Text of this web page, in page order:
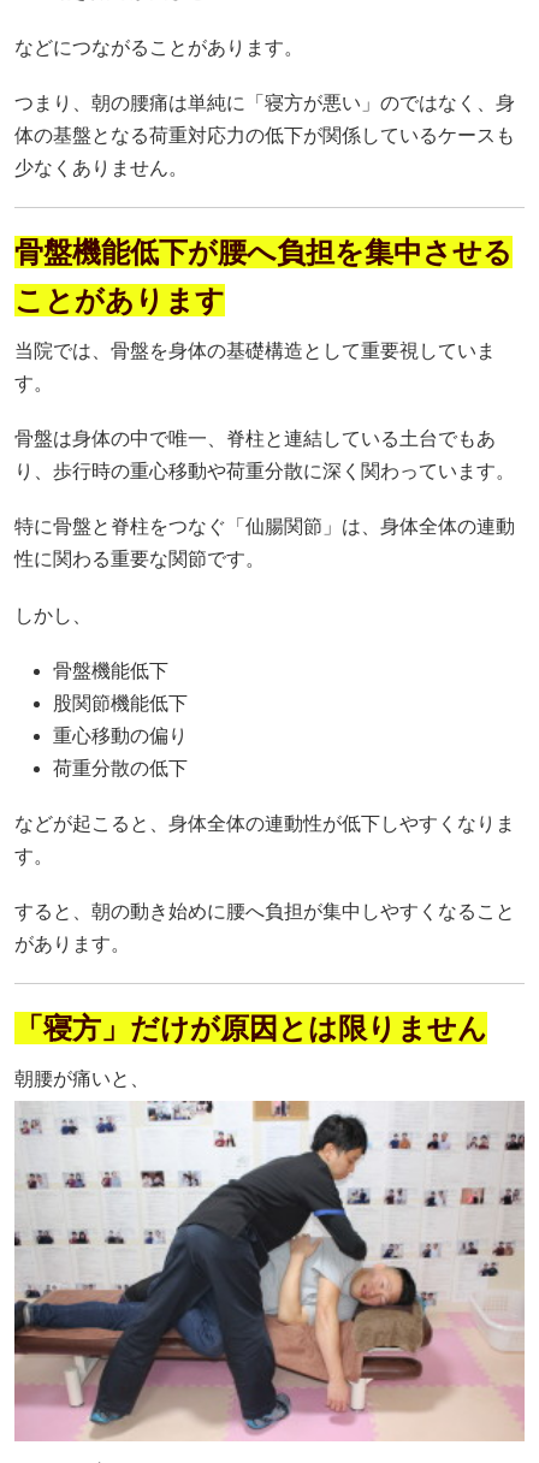
などにつながることがあります。
つまり、朝の腰痛は単純に「寝方が悪い」のではなく、身
体の基盤となる荷重対応力の低下が関係しているケースも
少なくありません。
骨盤機能低下が腰へ負担を集中させる
ことがあります
当院では、骨盤を身体の基礎構造として重要視していま
す。
骨盤は身体の中で唯一、脊柱と連結している土台でもあ
り、歩行時の重心移動や荷重分散に深く関わっています。
特に骨盤と脊柱をつなぐ「仙腸関節」は、身体全体の連動
性に関わる重要な関節です。
しかし、
骨盤機能低下
股関節機能低下
重心移動の偏り
荷重分散の低下
などが起こると、身体全体の連動性が低下しやすくなりま
す。
すると、朝の動き始めに腰へ負担が集中しやすくなること
があります。
「寝方」だけが原因とは限りません
朝腰が痛いと、